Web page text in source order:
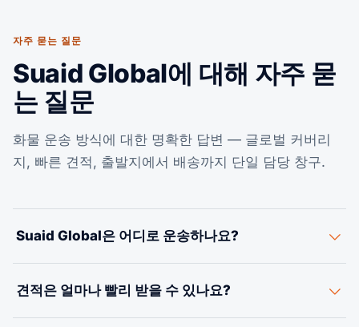
자주 묻는 질문
Suaid Global에 대해 자주 묻
는 질문
화물 운송 방식에 대한 명확한 답변 — 글로벌 커버리
지, 빠른 견적, 출발지에서 배송까지 단일 담당 창구.
Suaid Global은 어디로 운송하나요?
상, 항공, 육상 운송을 조율하며, 특히 미국 수출입 항로에
깊은 전문성을 갖추고 있습니다. 출발지와 목적지를 알려
견적은 얼마나 빨리 받을 수 있나요?